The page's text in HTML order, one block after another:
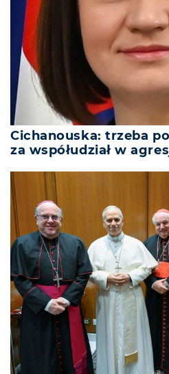
Cichanouska: trzeba
za współudział w